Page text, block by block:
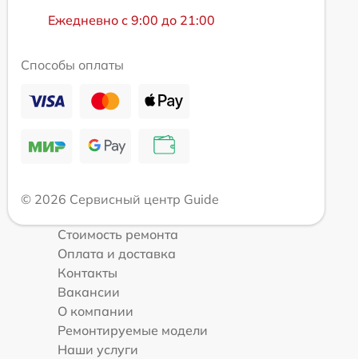
Ежедневно с 9:00 до 21:00
Способы оплаты
© 2026 Сервисный центр Guide
Стоимость ремонта
Оплата и доставка
Контакты
Вакансии
О компании
Ремонтируемые модели
Наши услуги